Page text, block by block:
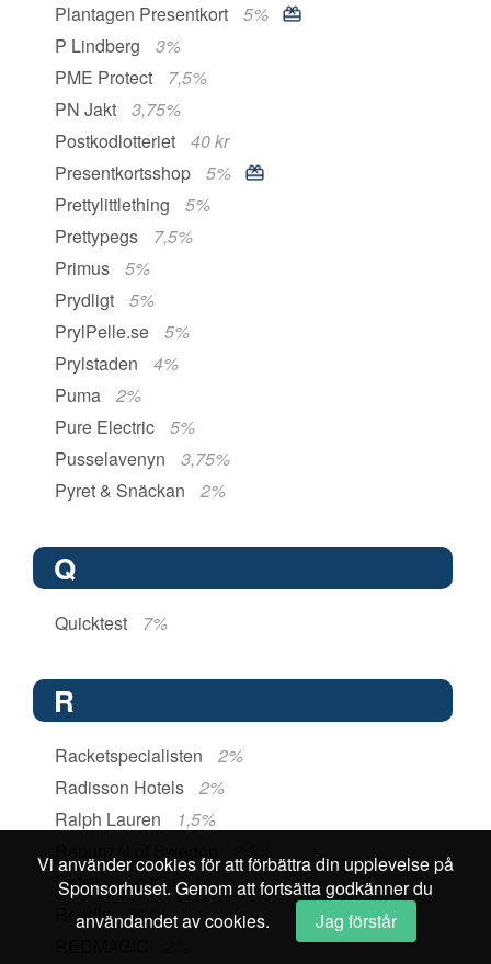
Plantagen Presentkort
5%
P Lindberg
3%
PME Protect
7,5%
PN Jakt
3,75%
Postkodlotteriet
40 kr
Presentkortsshop
5%
Prettylittlething
5%
Prettypegs
7,5%
Primus
5%
Prydligt
5%
PrylPelle.se
5%
Prylstaden
4%
Puma
2%
Pure Electric
5%
Pusselavenyn
3,75%
Pyret & Snäckan
2%
Q
Quicktest 7%
R
Racketspecialisten
2%
Radisson Hotels
2%
Ralph Lauren
1,5%
Ratsit upp till 30 kr
Readly 60 kr
Vi använder cookies för att förbättra din upplevelse på
Sponsorhuset. Genom att fortsätta godkänner du
användandet av cookies.
Jag förstår